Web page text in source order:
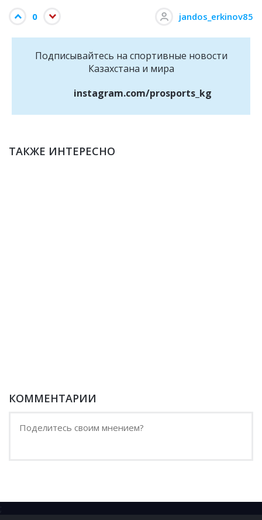
0 jandos_erkinov85
Подписывайтесь на cпортивные новости
Казахстана и мира
instagram.com/prosports_kg
ТАКЖЕ ИНТЕРЕСНО
КОММЕНТАРИИ
;